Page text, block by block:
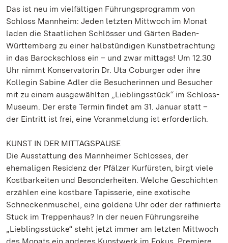
Das ist neu im vielfältigen Führungsprogramm von
Schloss Mannheim: Jeden letzten Mittwoch im Monat
laden die Staatlichen Schlösser und Gärten Baden-
Württemberg zu einer halbstündigen Kunstbetrachtung
in das Barockschloss ein – und zwar mittags! Um 12.30
Uhr nimmt Konservatorin Dr. Uta Coburger oder ihre
Kollegin Sabine Adler die Besucherinnen und Besucher
mit zu einem ausgewählten „Lieblingsstück“ im Schloss-
Museum. Der erste Termin findet am 31. Januar statt –
der Eintritt ist frei, eine Voranmeldung ist erforderlich.
KUNST IN DER MITTAGSPAUSE
Die Ausstattung des Mannheimer Schlosses, der
ehemaligen Residenz der Pfälzer Kurfürsten, birgt viele
Kostbarkeiten und Besonderheiten. Welche Geschichten
erzählen eine kostbare Tapisserie, eine exotische
Schneckenmuschel, eine goldene Uhr oder der raffinierte
Stuck im Treppenhaus? In der neuen Führungsreihe
„Lieblingsstücke“ steht jetzt immer am letzten Mittwoch